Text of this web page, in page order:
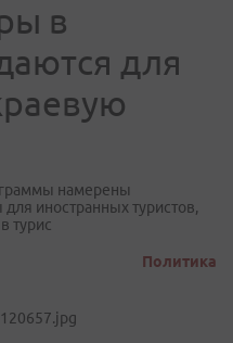
в
для
намерены
иностранных туристов,
турис
Политика